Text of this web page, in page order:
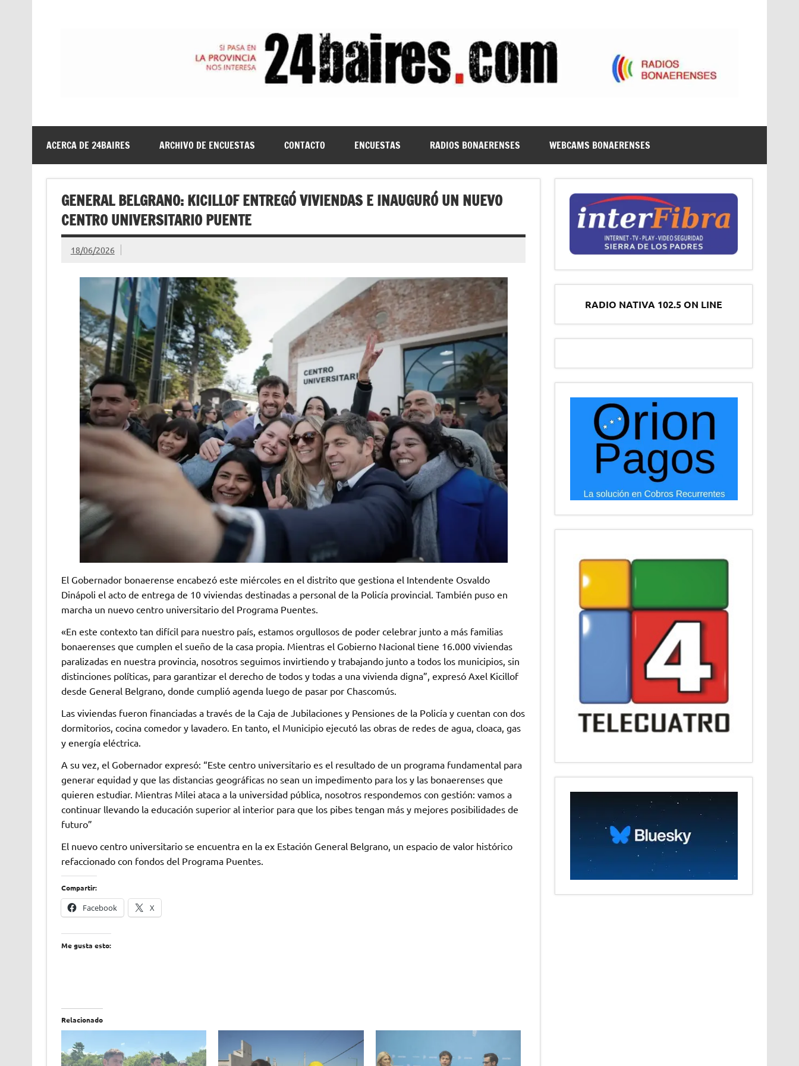
ACERCA DE 24BAIRES ARCHIVO DE ENCUESTAS CONTACTO ENCUESTAS RADIOS BONAERENSES WEBCAMS BONAERENSES
GENERAL BELGRANO: KICILLOF ENTREGÓ VIVIENDAS E INAUGURÓ UN NUEVO
CENTRO UNIVERSITARIO PUENTE
18/06/2026
El Gobernador bonaerense encabezó este miércoles en el distrito que gestiona el Intendente Osvaldo
Dinápoli el acto de entrega de 10 viviendas destinadas a personal de la Policía provincial. También puso en
marcha un nuevo centro universitario del Programa Puentes.
«En este contexto tan difícil para nuestro país, estamos orgullosos de poder celebrar junto a más familias
bonaerenses que cumplen el sueño de la casa propia. Mientras el Gobierno Nacional tiene 16.000 viviendas
paralizadas en nuestra provincia, nosotros seguimos invirtiendo y trabajando junto a todos los municipios, sin
distinciones políticas, para garantizar el derecho de todos y todas a una vivienda digna”, expresó Axel Kicillof
desde General Belgrano, donde cumplió agenda luego de pasar por Chascomús.
Las viviendas fueron financiadas a través de la Caja de Jubilaciones y Pensiones de la Policía y cuentan con dos
dormitorios, cocina comedor y lavadero. En tanto, el Municipio ejecutó las obras de redes de agua, cloaca, gas
y energía eléctrica.
A su vez, el Gobernador expresó: “Este centro universitario es el resultado de un programa fundamental para
generar equidad y que las distancias geográficas no sean un impedimento para los y las bonaerenses que
quieren estudiar. Mientras Milei ataca a la universidad pública, nosotros respondemos con gestión: vamos a
continuar llevando la educación superior al interior para que los pibes tengan más y mejores posibilidades de
futuro”
El nuevo centro universitario se encuentra en la ex Estación General Belgrano, un espacio de valor histórico
refaccionado con fondos del Programa Puentes.
Compartir:
Facebook X
Me gusta esto:
Relacionado
RADIO NATIVA 102.5 ON LINE